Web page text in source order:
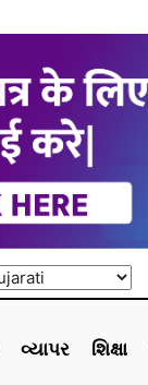
વ્યાપર શિક્ષા